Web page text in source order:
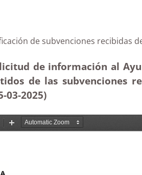
de subvenciones
de información al
de las subvenciones
03-2025)